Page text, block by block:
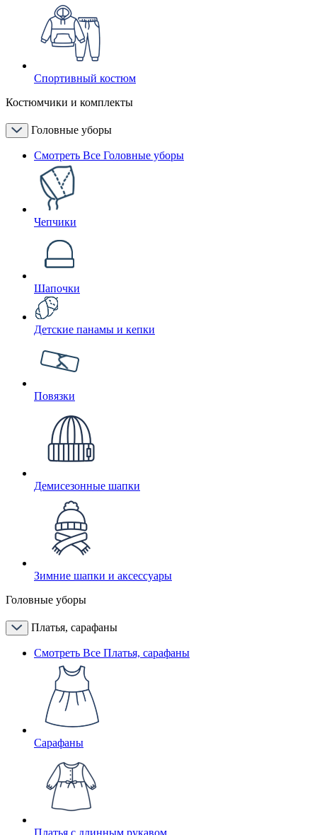
Спортивный костюм
Костюмчики и комплекты
Головные уборы
Смотреть Все Головные уборы
Чепчики
Шапочки
Детские панамы и кепки
Повязки
Демисезонные шапки
Зимние шапки и аксессуары
Головные уборы
Платья, сарафаны
Смотреть Все Платья, сарафаны
Сарафаны
Платья с длинным рукавом